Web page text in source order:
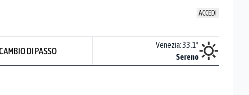
ACCEDI
CAMBIO DI PASSO
soleggiato
Venezia:33.1°
Sereno